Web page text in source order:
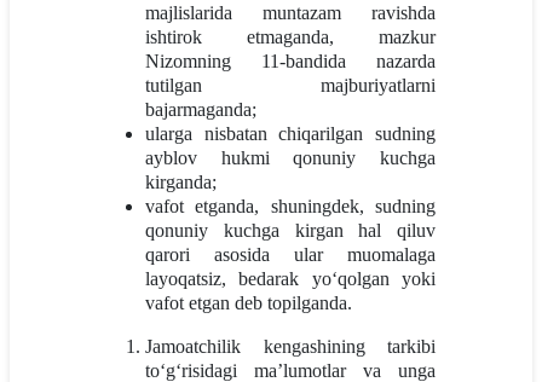
majlislarida muntazam ravishda
ishtirok etmaganda, mazkur
Nizomning 11-bandida nazarda
tutilgan majburiyatlarni
bajarmaganda;
ularga nisbatan chiqarilgan sudning
ayblov hukmi qonuniy kuchga
kirganda;
vafot etganda, shuningdek, sudning
qonuniy kuchga kirgan hal qiluv
qarori asosida ular muomalaga
layoqatsiz, bedarak yo‘qolgan yoki
vafot etgan deb topilganda.
Jamoatchilik kengashining tarkibi
to‘g‘risidagi ma’lumotlar va unga